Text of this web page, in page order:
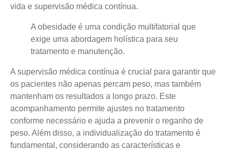
vida e supervisão médica contínua.
A obesidade é uma condição multifatorial que
exige uma abordagem holística para seu
tratamento e manutenção.
A supervisão médica contínua é crucial para garantir que
os pacientes não apenas percam peso, mas também
mantenham os resultados a longo prazo. Este
acompanhamento permite ajustes no tratamento
conforme necessário e ajuda a prevenir o reganho de
peso. Além disso, a individualização do tratamento é
fundamental, considerando as características e